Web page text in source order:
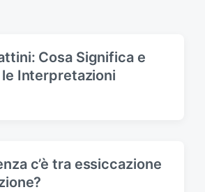
Cosa Significa e
le Interpretazioni
c’è tra essiccazione